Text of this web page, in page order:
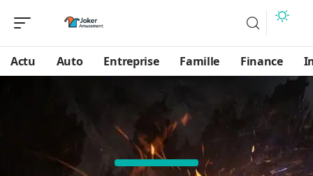
Actu Auto Entreprise Famille Finance